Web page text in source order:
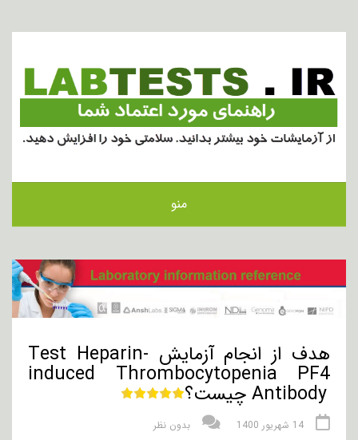
منو
هدف از انجام آزمایش Test Heparin-
induced Thrombocytopenia PF4
Antibody چیست؟
14 شهریور 1400 بدون نظر